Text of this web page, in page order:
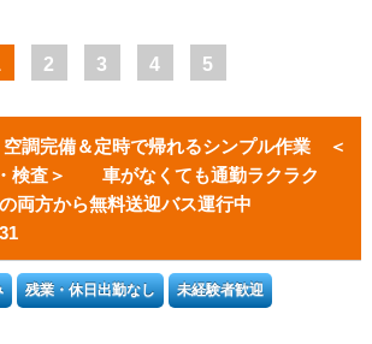
2 3 4 5
調完備＆定時で帰れるシンプル作業 ＜
検査＞ 車がなくても通勤ラクラク
両方から無料送迎バス運行中
残業・休日出勤なし 未経験者歓迎